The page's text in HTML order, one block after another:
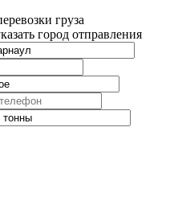
груза
город отправления